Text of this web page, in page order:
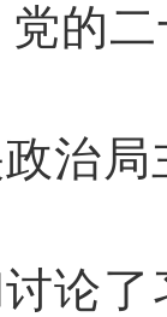
的
治
论